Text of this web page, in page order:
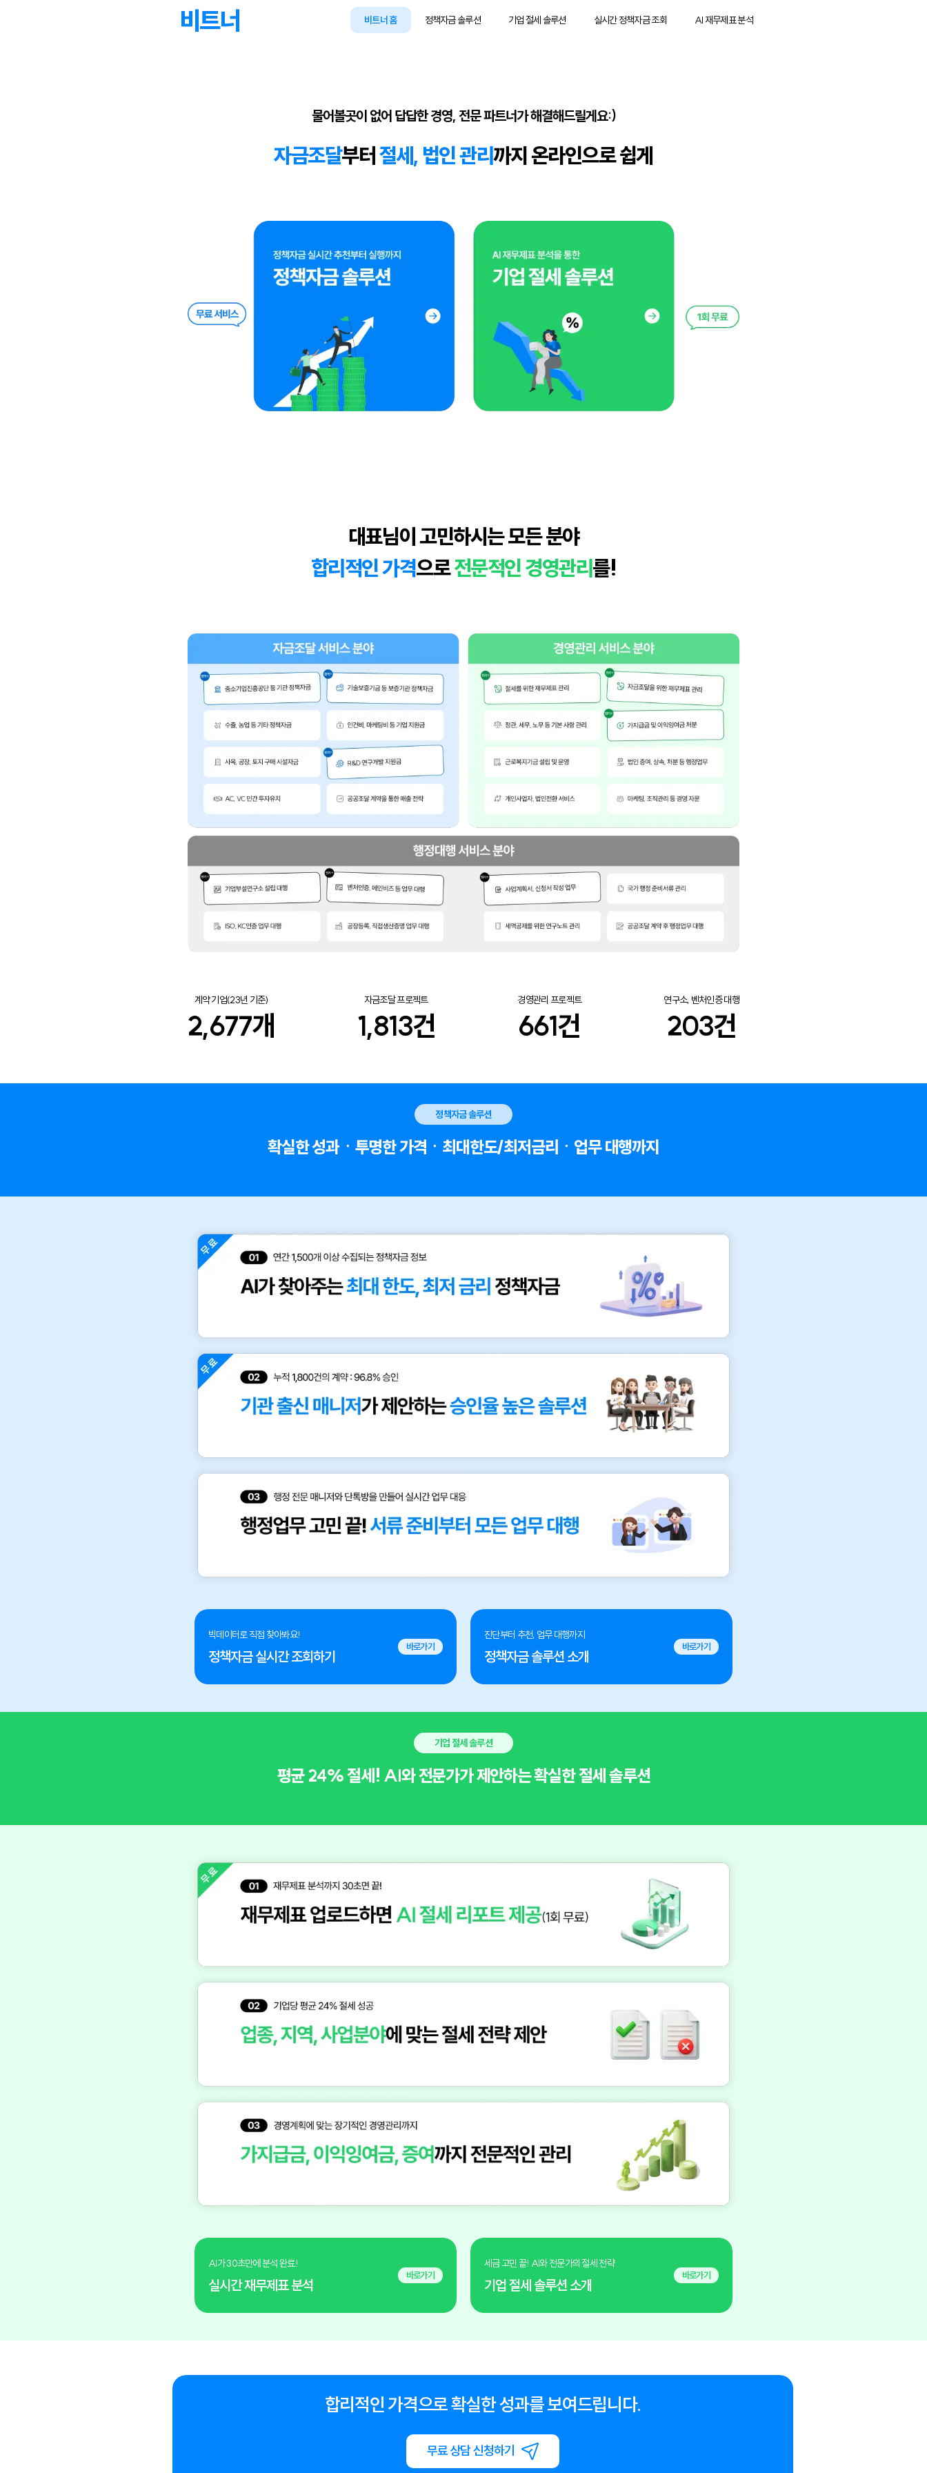
비트너 비트너 홈 정책자금 솔루션 기업 절세 솔루션 실시간 정책자금 조회 AI 재무제표 분석
물어볼곳이 없어 답답한 경영, 전문 파트너가 해결해드릴게요:)
자금조달부터절세, 법인 관리까지 온라인으로 쉽게
대표님이 고민하시는 모든 분야
합리적인 가격으로전문적인 경영관리를!
계약 기업(23년 기준)
2,677개
자금조달 프로젝트
1,813건
경영관리 프로젝트
661건
연구소, 벤처인증 대행
203건
정책자금 솔루션
확실한 성과ㆍ투명한 가격ㆍ최대한도/최저금리ㆍ업무 대행까지
빅데이터로 직접 찾아봐요!
정책자금 실시간 조회하기
바로가기
진단부터 추천, 업무 대행까지
정책자금 솔루션 소개
바로가기
기업 절세 솔루션
평균 24% 절세! AI와 전문가가 제안하는 확실한 절세 솔루션
AI가 30초만에 분석 완료!
실시간 재무제표 분석
바로가기
세금 고민 끝! AI와 전문가의 절세 전략
기업 절세 솔루션 소개
바로가기
합리적인 가격으로 확실한 성과를 보여드립니다.
무료 상담 신청하기